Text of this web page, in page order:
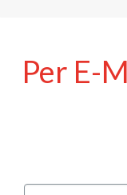
Per E-